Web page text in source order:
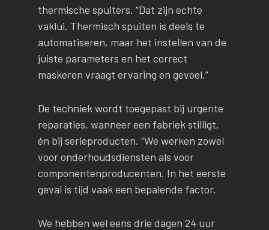
thermische spuiters. “Dat zijn echte
vaklui. Thermisch spuiten is deels te
automatiseren, maar het instellen van de
juiste parameters en het correct
maskeren vraagt ervaring en gevoel.”
De techniek wordt toegepast bij urgente
reparaties, wanneer een fabriek stilligt,
én bij serieproducten. “We werken zowel
voor onderhoudsdiensten als voor
componentenproducenten. In het eerste
geval is tijd vaak een bepalende factor.
We hebben wel eens drie dagen 24 uur